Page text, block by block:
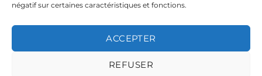
négatif sur certaines caractéristiques et fonctions.
ACCEPTER
REFUSER
POLITIQUE DE RETOUR
ILS PARLENT DE NOUS